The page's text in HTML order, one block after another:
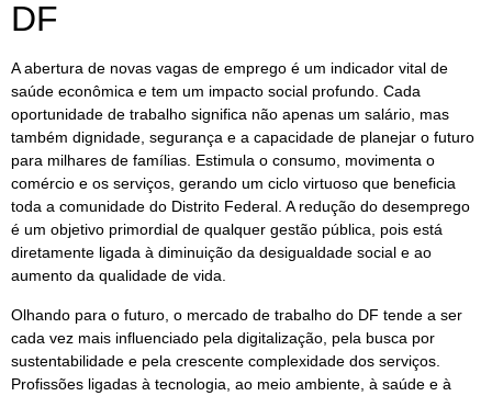
DF
A abertura de novas vagas de emprego é um indicador vital de
saúde econômica e tem um impacto social profundo. Cada
oportunidade de trabalho significa não apenas um salário, mas
também dignidade, segurança e a capacidade de planejar o futuro
para milhares de famílias. Estimula o consumo, movimenta o
comércio e os serviços, gerando um ciclo virtuoso que beneficia
toda a comunidade do Distrito Federal. A redução do desemprego
é um objetivo primordial de qualquer gestão pública, pois está
diretamente ligada à diminuição da desigualdade social e ao
aumento da qualidade de vida.
Olhando para o futuro, o mercado de trabalho do DF tende a ser
cada vez mais influenciado pela digitalização, pela busca por
sustentabilidade e pela crescente complexidade dos serviços.
Profissões ligadas à tecnologia, ao meio ambiente, à saúde e à